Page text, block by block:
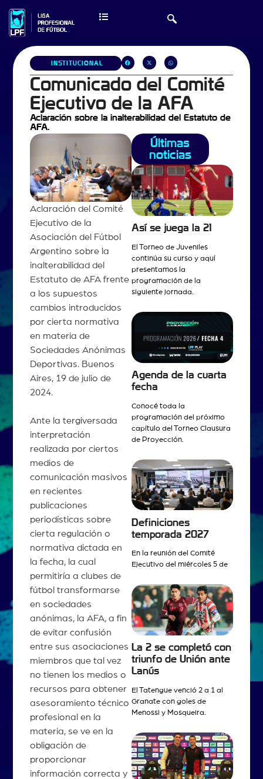
INSTITUCIONAL
Comunicado del Comité
Ejecutivo de la AFA
Aclaración sobre la inalterabilidad del Estatuto de
AFA.
Aclaración del Comité
Ejecutivo de la
Asociación del Fútbol
Argentino sobre la
inalterabilidad del
Estatuto de AFA frente
a los supuestos
cambios introducidos
por cierta normativa
en materia de
Sociedades Anónimas
Deportivas. Buenos
Aires, 19 de julio de
2024.
Ante la tergiversada
interpretación
realizada por ciertos
medios de
comunicación masivos
en recientes
publicaciones
periodísticas sobre
cierta regulación o
normativa dictada en
la fecha, la cual
permitiría a clubes de
fútbol transformarse
en sociedades
anónimas, la AFA, a fin
de evitar confusión
entre sus asociaciones
miembros que tal vez
no tienen los medios o
recursos para obtener
asesoramiento técnico
profesional en la
materia, se ve en la
obligación de
proporcionar
información correcta y
Últimas
noticias
Así se juega la 21
El Torneo de Juveniles
continúa su curso y aquí
presentamos la
programación de la
siguiente jornada.
Agenda de la cuarta
fecha
Conocé toda la
programación del próximo
capítulo del Torneo Clausura
de Proyección.
Definiciones
temporada 2027
En la reunión del Comité
Ejecutivo del miércoles 5 de
La 2 se completó con
triunfo de Unión ante
Lanús
El Tatengue venció 2 a 1 al
Granate con goles de
Menossi y Mosqueira.